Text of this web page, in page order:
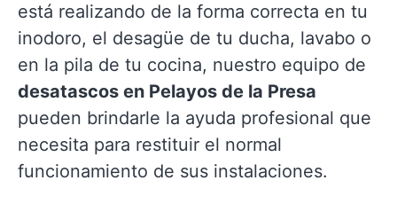
está realizando de la forma correcta en tu
inodoro, el desagüe de tu ducha, lavabo o
en la pila de tu cocina, nuestro equipo de
desatascos en Pelayos de la Presa
pueden brindarle la ayuda profesional que
necesita para restituir el normal
funcionamiento de sus instalaciones.